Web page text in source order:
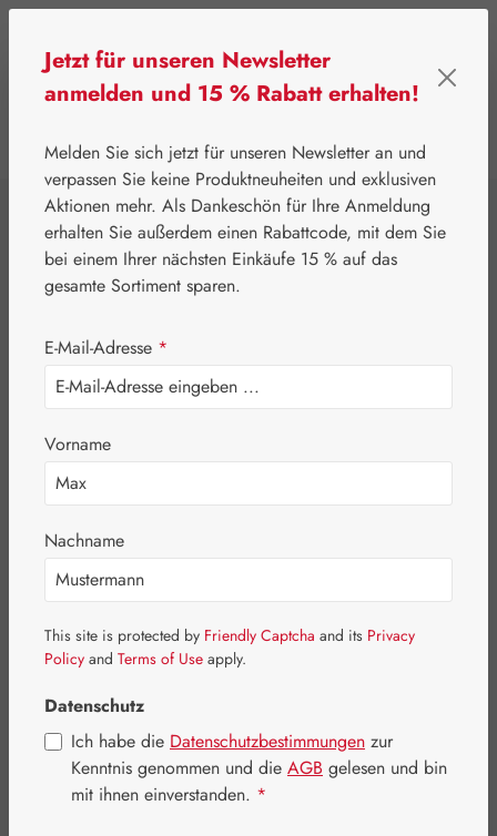
⌂ Leitner Lifecare Kosmetik
Self Heal Creme™
Bildergalerie überspringen
Regulärer Preis:
22,73 €
Inhalt:0.06 Kilogramm(378,83 € / 1 Kilogramm)
Jetzt für unseren Newsletter
anmelden und 15 % Rabatt erhalten!
Melden Sie sich jetzt für unseren Newsletter an und
verpassen Sie keine Produktneuheiten und exklusiven
Aktionen mehr. Als Dankeschön für Ihre Anmeldung
erhalten Sie außerdem einen Rabattcode, mit dem Sie
bei einem Ihrer nächsten Einkäufe 15 % auf das
gesamte Sortiment sparen.
E-Mail-Adresse *
Vorname
Nachname
This site is protected by Friendly Captcha and its Privacy
Policy and Terms of Use apply.
Datenschutz
Ich habe die Datenschutzbestimmungen zur
Kenntnis genommen und die AGB gelesen und bin
mit ihnen einverstanden. *